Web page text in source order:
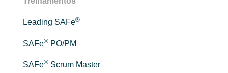
Leading SAFe®
SAFe® PO/PM
SAFe® Scrum Master